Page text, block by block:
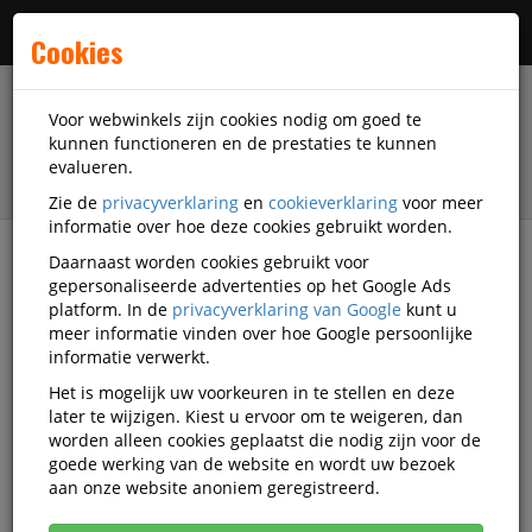
Alle categorieën
Zit-sta bureaus voor meer beweging
DiscountOffice Inspiration Zit-sta bureaus
Zit-sta bureaus voor meer
beweging
Cookies
Voor webwinkels zijn cookies nodig om goed te
kunnen functioneren en de prestaties te kunnen
evalueren.
Zie de privacyverklaring en cookieverklaring voor meer
informatie over hoe deze cookies gebruikt worden.
Daarnaast worden cookies gebruikt voor
gepersonaliseerde advertenties op het Google Ads
platform. In de privacyverklaring van Google kunt u
meer informatie vinden over hoe Google persoonlijke
informatie verwerkt.
Het is mogelijk uw voorkeuren in te stellen en deze
later te wijzigen. Kiest u ervoor om te weigeren, dan
worden alleen cookies geplaatst die nodig zijn voor de
goede werking van de website en wordt uw bezoek
aan onze website anoniem geregistreerd.